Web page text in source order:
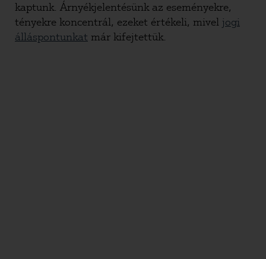
kaptunk. Árnyékjelentésünk az eseményekre,
tényekre koncentrál, ezeket értékeli, mivel jogi
álláspontunkat már kifejtettük.